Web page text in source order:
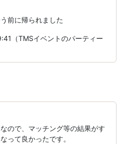
前に帰られました
（TMSイベントのパーティー
ので、マッチング等の結果がす
って良かったです。